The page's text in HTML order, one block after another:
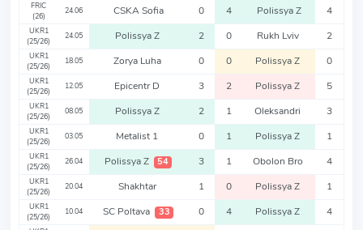
FRIC
(26)
24.06 CSKA Sofia 0 4 Polissya Z 4
UKR1
(25/26)
24.05 Polissya Z 2 0 Rukh Lviv 2
UKR1
(25/26)
18.05 Zorya Luha 0 0 Polissya Z 0
UKR1
(25/26)
12.05 Epicentr D 3 2 Polissya Z 5
UKR1
(25/26)
08.05 Polissya Z 2 1 Oleksandri 3
UKR1
(25/26)
03.05 Metalist 1 0 1 Polissya Z 1
UKR1
(25/26)
26.04 Polissya Z 54 3 1 Obolon Bro 4
UKR1
(25/26)
20.04 Shakhtar 1 0 Polissya Z 1
UKR1
(25/26)
10.04 SC Poltava 33 0 4 Polissya Z 4